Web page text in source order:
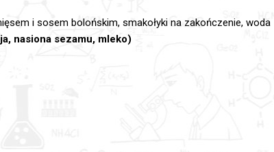
i sosem bolońskim, smakołyki na zakończenie, woda
nasiona sezamu, mleko)